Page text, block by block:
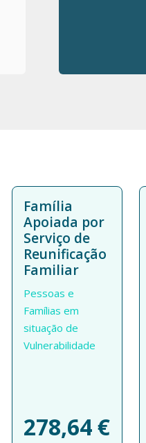
Família
Apoiada por
Serviço de
Reunificação
Familiar
Pessoas e
Famílias em
situação de
Vulnerabilidade
278,64€